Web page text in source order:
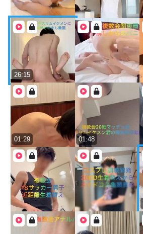
26:15
01:29 01:48